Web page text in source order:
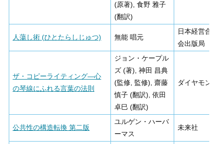
(原著), 食野 雅子
(翻訳)
人蕩し術 (ひとたらしじゅつ) 無能 唱元
日本経営合
会出版局
ザ・コピーライティング―心
の琴線にふれる言葉の法則
ジョン・ケープル
ズ (著), 神田 昌典
(監修, 監修), 齋藤
慎子 (翻訳), 依田
卓巳 (翻訳)
ダイヤモン
公共性の構造転換 第二版
ユルゲン・ハーバ
ーマス
未来社